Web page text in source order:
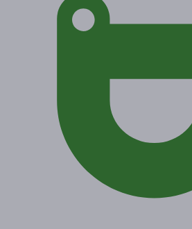
от 990 руб.
Акция завершена
Поделиться с друзьями